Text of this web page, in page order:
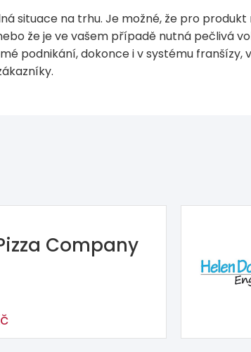
situace na trhu. Je možné, že pro
že je ve vašem případě nutná pečlivá
podnikání, dokonce i v systému franšízy,
Company